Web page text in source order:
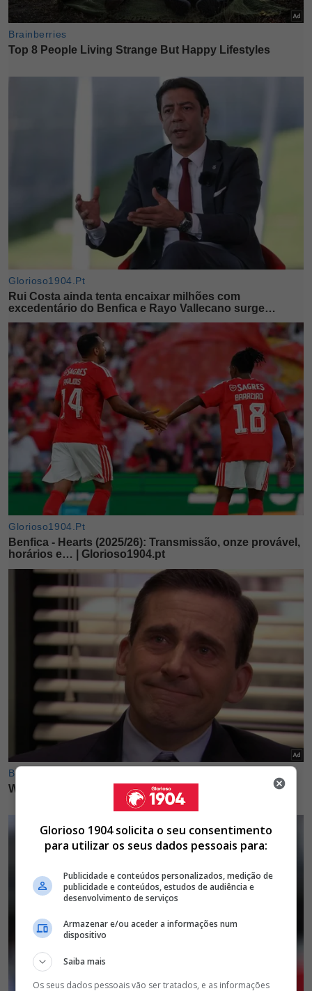
Glorioso 1904 solicita o seu consentimento
para utilizar os seus dados pessoais para:
Publicidade e conteúdos personalizados, medição de
publicidade e conteúdos, estudos de audiência e
desenvolvimento de serviços
Armazenar e/ou aceder a informações num
dispositivo
Saiba mais
Os seus dados pessoais vão ser tratados, e as informações